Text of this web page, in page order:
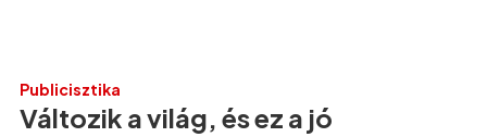
Publicisztika
Változik a világ, és ez a jó